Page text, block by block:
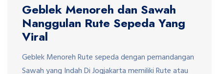
Geblek Menoreh dan Sawah
Nanggulan Rute Sepeda Yang
Viral
Geblek Menoreh Rute sepeda dengan pemandangan
Sawah yang Indah Di Jogjakarta memiliki Rute atau